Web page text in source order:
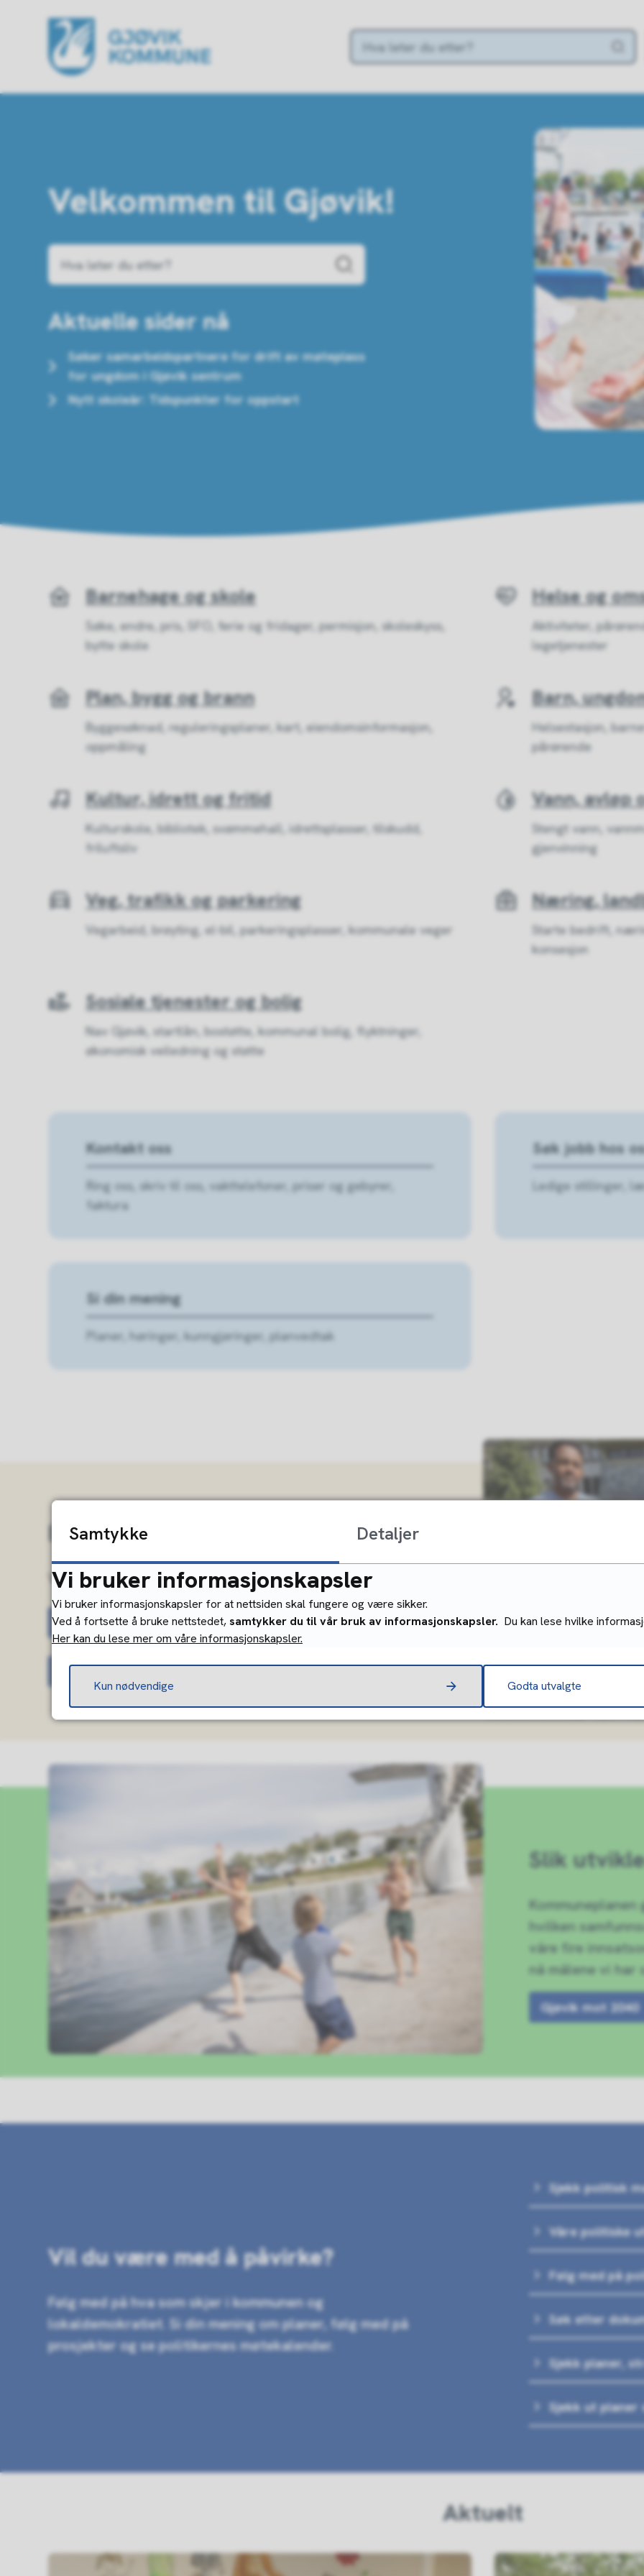
Velkommen til Gjøvik!
Aktuelle sider nå
Søker samarbeidspartnere for drift av møteplass
for ungdom i Gjøvik sentrum
Nytt skoleår: Tidspunkter for oppstart
Barnehage og skole
Søke, endre, pris, SFO, ferie og fridager, permisjon, skoleskyss,
bytte skole
Helse og
Aktiviteter,
legetjenester
Plan, bygg og brann
Byggesøknad, reguleringsplaner, kart, eiendomsinformasjon,
oppmåling
Barn,
Helsestasjon,
pårørende
Kultur, idrett og fritid
Kulturskole, bibliotek, svømmehall, idrettsplasser, tilskudd,
friluftsliv
Vann, avløp
Stengt vann,
gjenvinning
Veg, trafikk og parkering
Vegarbeid, brøyting, el-bil, parkeringsplasser, kommunale veger
Næring,
Starte bedrift,
konsesjon
Sosiale tjenester og bolig
Nav Gjøvik, startlån, bostøtte, kommunal bolig, flyktninger,
økonomisk veiledning og støtte
Kontakt oss
Ring oss, skriv til oss, vakttelefoner, priser og gebyrer,
faktura
Søk jobb hos
Ledige stillinger,
Si din mening
Planer, høringer, kunngjøringer, planvedtak
Bli en del av laget
Velkommen til ledergruppa for helse og omsorg i Gjøvik.
Tjenesteleder for helsetjenester
Tjenesteleder for hjemme- og korttidstjenester
Slik
hvilken
våre fire
nå målene vi
Gjøvik mot 2040
Vil du være med å påvirke?
Følg med på hva som skjer i kommunen og
lokaldemokratiet. Si din mening om planer, følg med på
prosjekter og se politikernes møtekalender.
Sjekk politisk
Våre politiske
Følg med på
Søk etter
Sjekk planer,
Sjekk ut
Aktuelt
Samtykke Detaljer
Vi bruker informasjonskapsler
Vi bruker informasjonskapsler for at nettsiden skal fungere og være sikker.
Ved å fortsette å bruke nettstedet,samtykker du til vår bruk av informasjonskapsler. Du kan lese hvilke
Her kan du lese mer om våre informasjonskapsler.
Kun nødvendige Godta utvalgte